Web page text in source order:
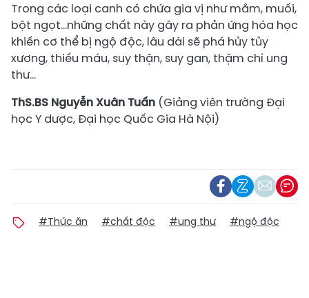
Trong các loại canh có chứa gia vị như mắm, muối,
bột ngọt…những chất này gây ra phản ứng hóa học
khiến cơ thể bị ngộ độc, lâu dài sẽ phá hủy tủy
xương, thiếu máu, suy thận, suy gan, thậm chí ung
thư…
ThS.BS Nguyễn Xuân Tuấn (Giảng viên trường Đại
học Y dược, Đại học Quốc Gia Hà Nội)
#Thức ăn #chất độc #ung thư #ngộ độc